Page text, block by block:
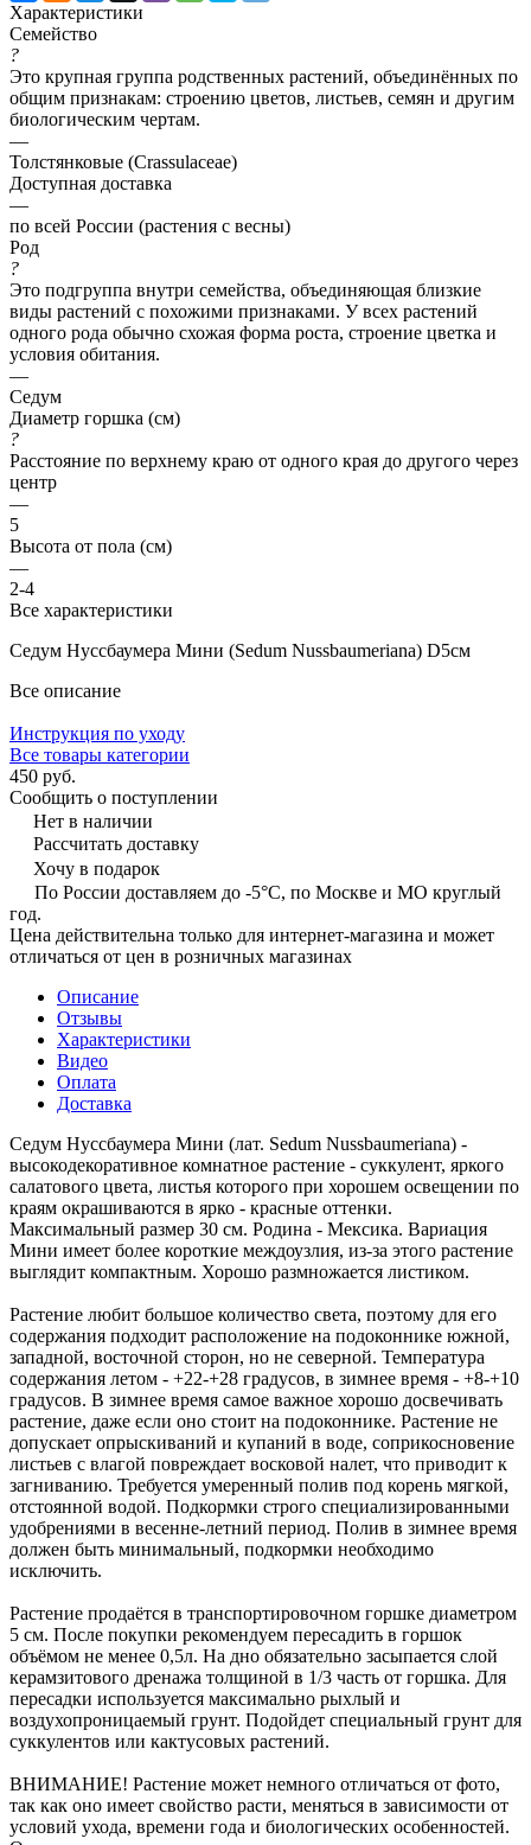
Характеристики
Семейство
?
Это крупная группа родственных растений, объединённых по
общим признакам: строению цветов, листьев, семян и другим
биологическим чертам.
—
Толстянковые (Crassulaceae)
Доступная доставка
—
по всей России (растения с весны)
Род
?
Это подгруппа внутри семейства, объединяющая близкие
виды растений с похожими признаками. У всех растений
одного рода обычно схожая форма роста, строение цветка и
условия обитания.
—
Седум
Диаметр горшка (см)
?
Расстояние по верхнему краю от одного края до другого через
центр
—
5
Высота от пола (см)
—
2-4
Все характеристики
Седум Нуссбаумера Мини (Sedum Nussbaumeriana) D5см
Все описание
Инструкция по уходу
Все товары категории
450 руб.
Сообщить о поступлении
Нет в наличии
Рассчитать доставку
Хочу в подарок
По России доставляем до -5°C, по Москве и МО круглый
год.
Цена действительна только для интернет-магазина и может
отличаться от цен в розничных магазинах
Описание
Отзывы
Характеристики
Видео
Оплата
Доставка
Седум Нуссбаумера Мини (лат. Sedum Nussbaumeriana) -
высокодекоративное комнатное растение - суккулент, яркого
салатового цвета, листья которого при хорошем освещении по
краям окрашиваются в ярко - красные оттенки.
Максимальный размер 30 см. Родина - Мексика. Вариация
Мини имеет более короткие междоузлия, из-за этого растение
выглядит компактным. Хорошо размножается листиком.
Растение любит большое количество света, поэтому для его
содержания подходит расположение на подоконнике южной,
западной, восточной сторон, но не северной. Температура
содержания летом - +22-+28 градусов, в зимнее время - +8-+10
градусов. В зимнее время самое важное хорошо досвечивать
растение, даже если оно стоит на подоконнике. Растение не
допускает опрыскиваний и купаний в воде, соприкосновение
листьев с влагой повреждает восковой налет, что приводит к
загниванию. Требуется умеренный полив под корень мягкой,
отстоянной водой. Подкормки строго специализированными
удобрениями в весенне-летний период. Полив в зимнее время
должен быть минимальный, подкормки необходимо
исключить.
Растение продаётся в транспортировочном горшке диаметром
5 см. После покупки рекомендуем пересадить в горшок
объёмом не менее 0,5л. На дно обязательно засыпается слой
керамзитового дренажа толщиной в 1/3 часть от горшка. Для
пересадки используется максимально рыхлый и
воздухопроницаемый грунт. Подойдет специальный грунт для
суккулентов или кактусовых растений.
ВНИМАНИЕ! Растение может немного отличаться от фото,
так как оно имеет свойство расти, меняться в зависимости от
условий ухода, времени года и биологических особенностей.